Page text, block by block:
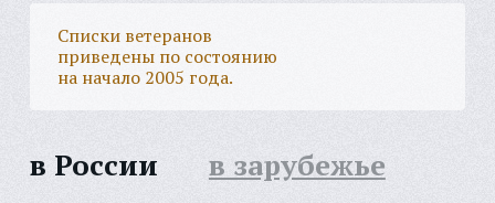
Списки ветеранов
приведены по состоянию
на начало 2005 года.
в России в зарубежье